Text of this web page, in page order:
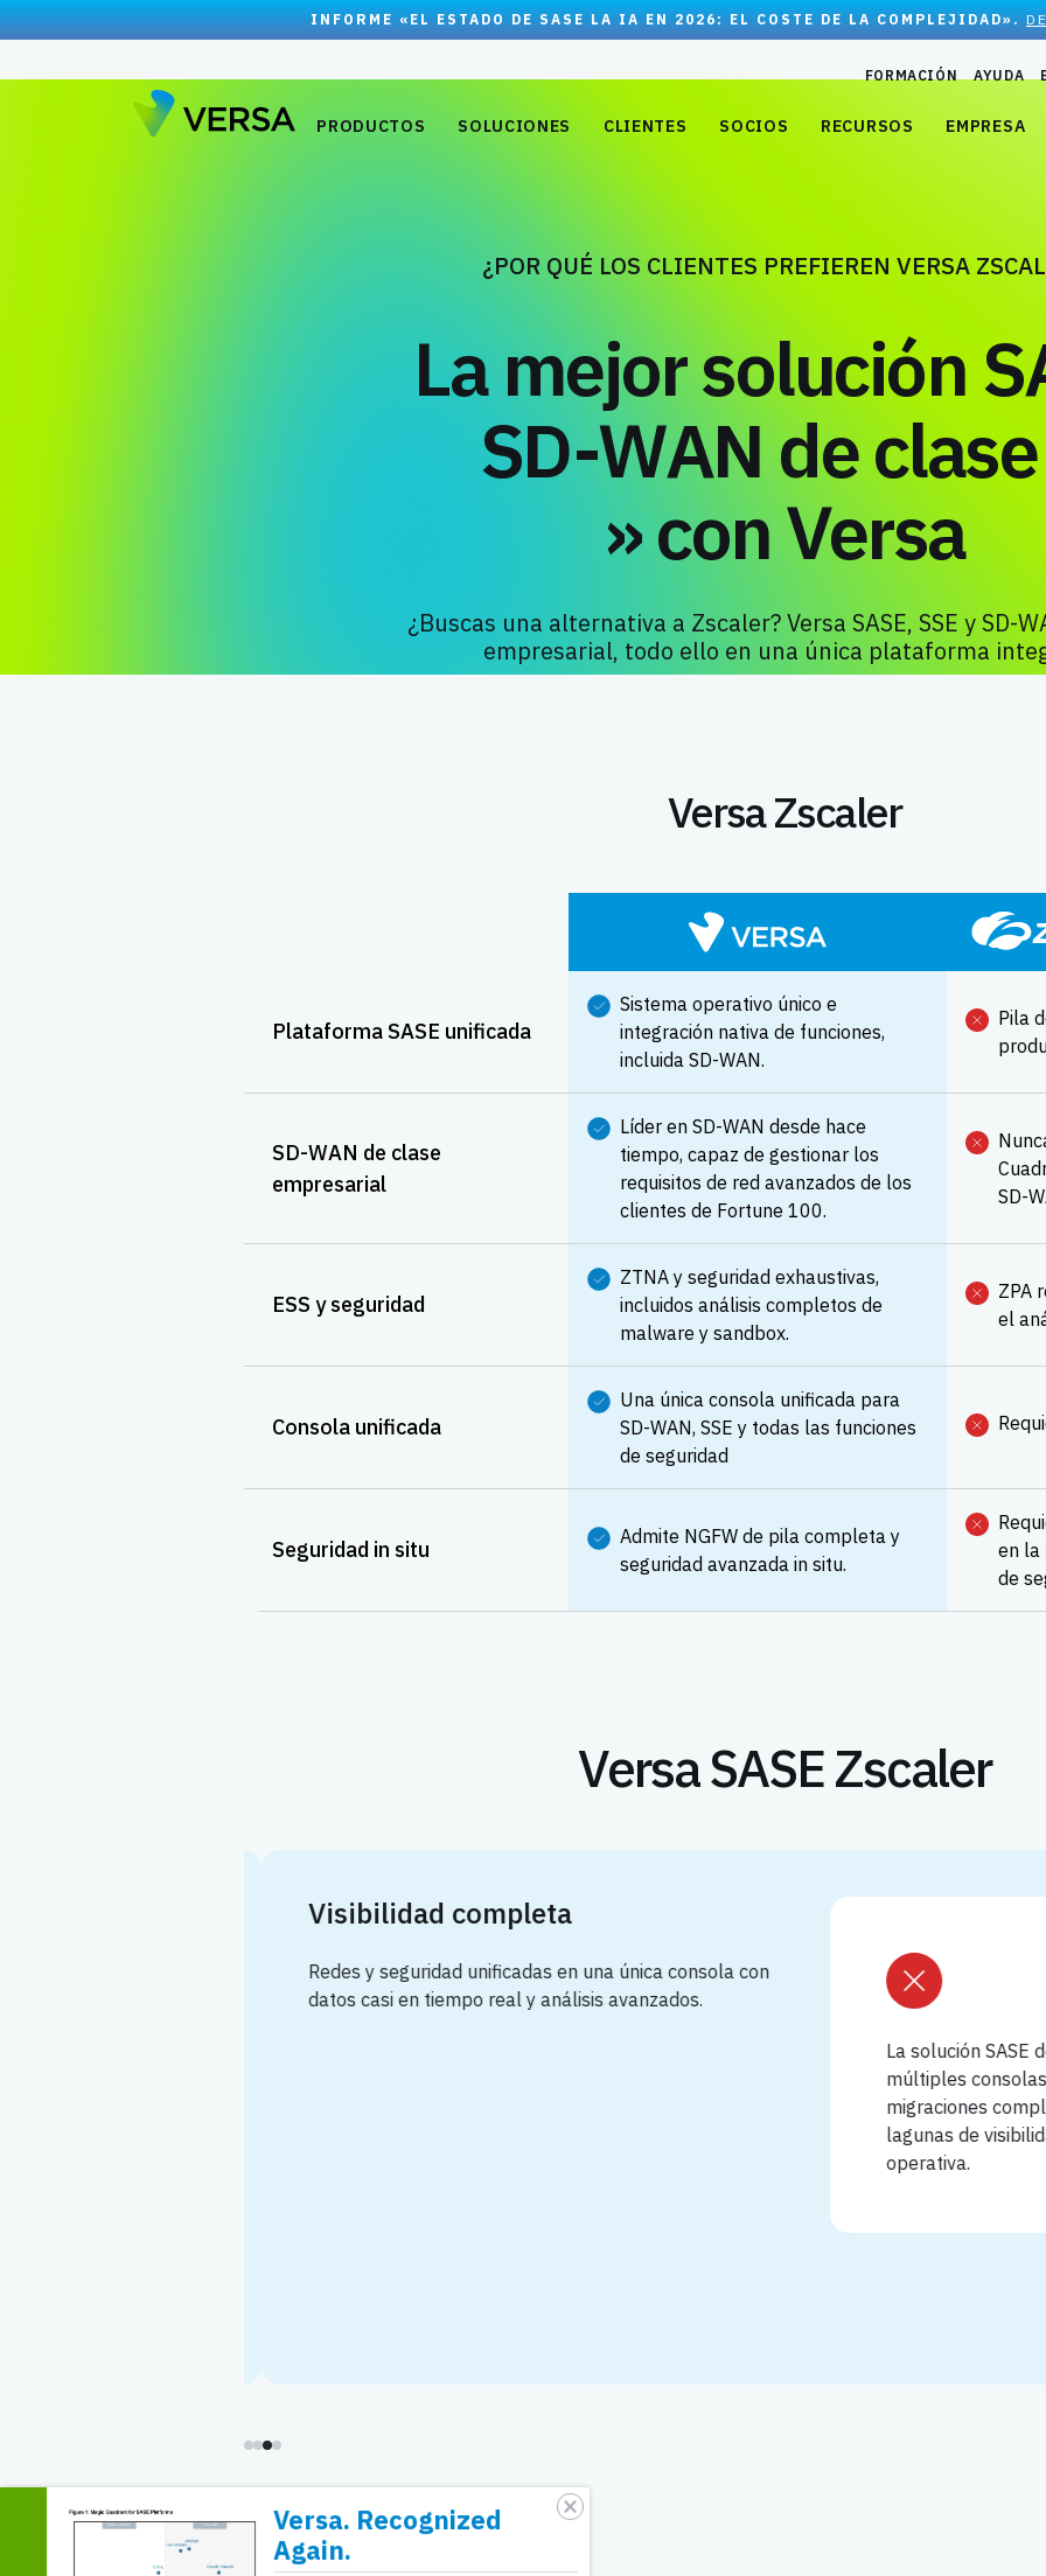
INFORME «EL ESTADO DE SASE LA IA EN 2026: EL COSTE DE LA COMPLEJIDAD».
FORMACIÓN AYUDA
PRODUCTOS SOLUCIONES CLIENTES SOCIOS RECURSOS EMPRESA
¿POR QUÉ LOS CLIENTES PREFIEREN VERSA
La mejor solución
SD-WAN de
» con Versa
¿Buscas una alternativa a Zscaler? Versa SASE, SSE y SD-
empresarial, todo ello en una única plataforma
Versa Zscaler
Plataforma SASE unificada
Sistema operativo único e
integración nativa de funciones,
incluida SD-WAN.
Pila
SD-WAN de clase
empresarial
Líder en SD-WAN desde hace
tiempo, capaz de gestionar los
requisitos de red avanzados de los
clientes de Fortune 100.
SD-
ESS y seguridad
ZTNA y seguridad exhaustivas,
incluidos análisis completos de
malware y sandbox.
ZPA
el
Consola unificada
Una única consola unificada para
SD-WAN, SSE y todas las funciones
de seguridad
Seguridad in situ
Admite NGFW de pila completa y
seguridad avanzada in situ.
en la
de
Versa SASE Zscaler
Visibilidad completa
Redes y seguridad unificadas en una única consola con
datos casi en tiempo real y análisis avanzados.
La solución SASE
múltiples consolas
migraciones
lagunas de
operativa.
Versa. Recognized
Again.